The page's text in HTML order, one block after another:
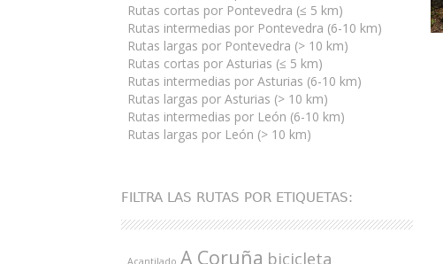
Rutas cortas por Pontevedra (≤ 5 km)
Rutas intermedias por Pontevedra (6-10 km)
Rutas largas por Pontevedra (> 10 km)
Rutas cortas por Asturias (≤ 5 km)
Rutas intermedias por Asturias (6-10 km)
Rutas largas por Asturias (> 10 km)
Rutas intermedias por León (6-10 km)
Rutas largas por León (> 10 km)
FILTRA LAS RUTAS POR ETIQUETAS:
Acantilado A Coruña bicicleta